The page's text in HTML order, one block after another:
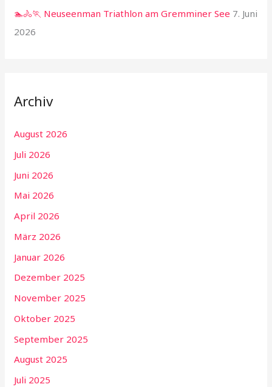
🏊🚴🏃 Neuseenman Triathlon am Gremminer See 7. Juni
2026
Archiv
August 2026
Juli 2026
Juni 2026
Mai 2026
April 2026
März 2026
Januar 2026
Dezember 2025
November 2025
Oktober 2025
September 2025
August 2025
Juli 2025